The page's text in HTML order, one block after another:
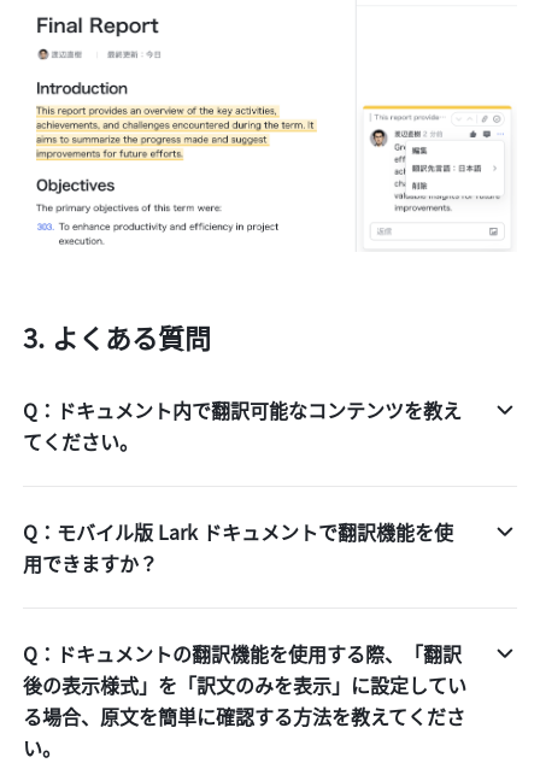
よくある質問
Q：ドキュメント内で翻訳可能なコンテンツを教え
てください。
Q：モバイル版 Lark ドキュメントで翻訳機能を使
用できますか？
Q：ドキュメントの翻訳機能を使用する際、「翻訳
後の表示様式」を「訳文のみを表示」に設定してい
る場合、原文を簡単に確認する方法を教えてくださ
い。